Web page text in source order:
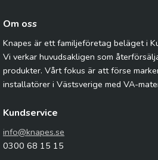
Om oss
Knapes är ett familjeföretag beläget i
Vi verkar huvudsakligen som
produkter. Vårt fokus är att förse
installatörer i Västsverige med VA-
Kundservice
info@knapes.se
0300 68 15 15